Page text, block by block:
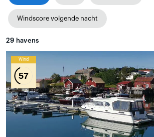
Windscore volgende nacht
29 havens
Wind
57